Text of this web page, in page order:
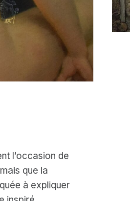
l’occasion de
que la
à expliquer